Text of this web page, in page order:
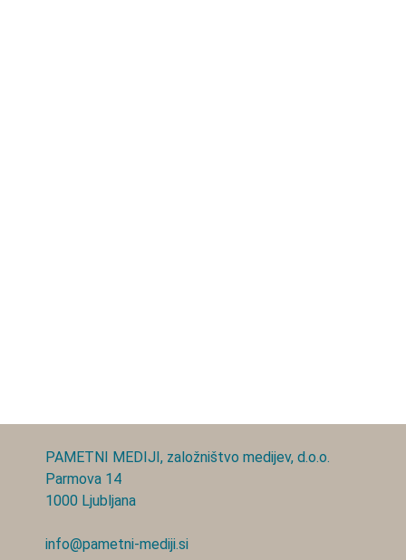
PAMETNI MEDIJI, založništvo medijev, d.o.o.
Parmova 14
1000 Ljubljana
info@pametni-mediji.si